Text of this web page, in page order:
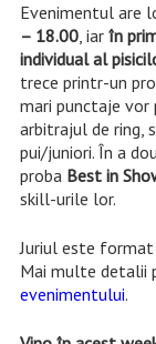
Evenimentul are
– 18.00, iar în
individual al
trece printr-un
mari punctaje
arbitrajul de ring,
pui/juniori. În a
proba Best in
skill-urile lor.
Juriul este format
Mai multe detalii
evenimentului.